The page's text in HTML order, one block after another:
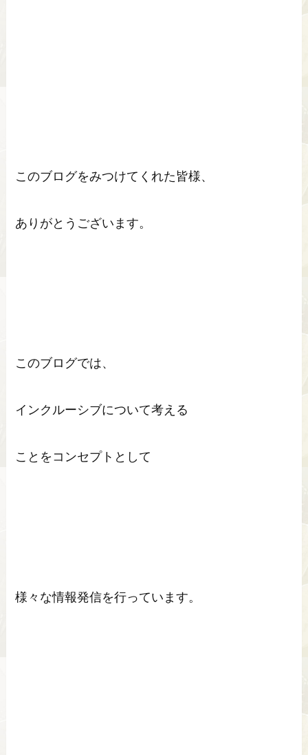
このブログをみつけてくれた皆様、
ありがとうございます。
このブログでは、
インクルーシブについて考える
ことをコンセプトとして
様々な情報発信を行っています。